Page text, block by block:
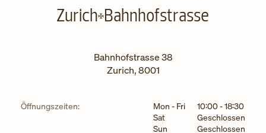
Zurich Bahnhofstrasse
Bahnhofstrasse 38
Zurich,8001
Öffnungszeiten: Wochentag Stunden
Mon - Fri 10:00-18:30
Sat
Geschlossen
Sun
Geschlossen